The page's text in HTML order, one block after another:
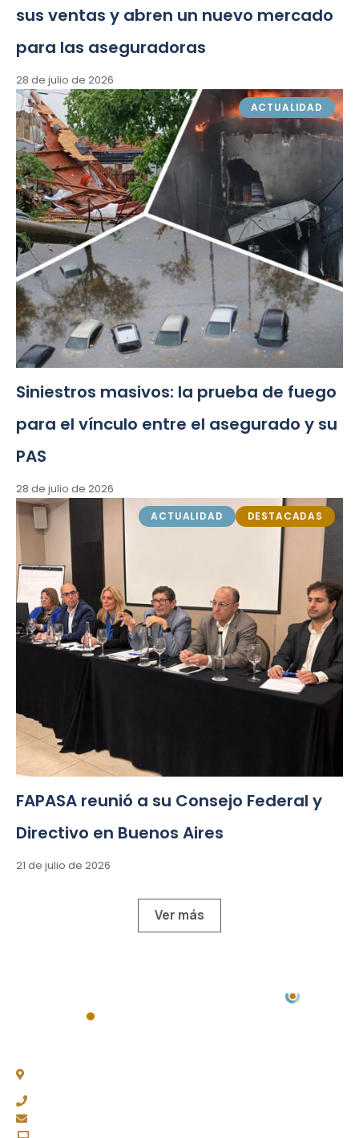
sus ventas y abren un nuevo mercado
para las aseguradoras
28 de julio de 2026
ACTUALIDAD
Siniestros masivos: la prueba de fuego
para el vínculo entre el asegurado y su
PAS
28 de julio de 2026
ACTUALIDAD DESTACADAS
FAPASA reunió a su Consejo Federal y
Directivo en Buenos Aires
21 de julio de 2026
Ver más